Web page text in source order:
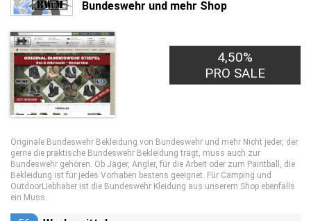
Bundeswehr und mehr Shop
4,50%
PRO SALE
Originale Bundeswehr Bekleidung von Bundeswehr und mehr Nicht jeder, der
gerne die praktische Bundeswehr Bekleidung trägt, muss auch zur
Bundeswehr gehören. Ob Jäger, Angler, für die Arbeit oder zum Paintball, die
Bekleidung ist für jedes Vorhaben bestens geeignet. Für Camping und
OutdoorLiebhaber ist die Bundeswehr Kleidung aus unserem Shop ebenfalls
ein Muss.